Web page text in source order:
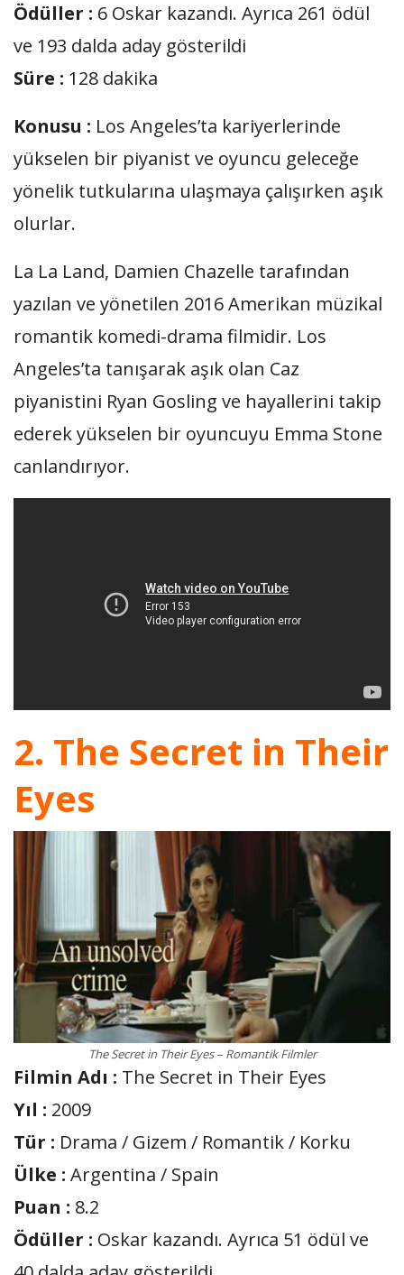
Ödüller : 6 Oskar kazandı. Ayrıca 261 ödül
ve 193 dalda aday gösterildi
Süre : 128 dakika
Konusu : Los Angeles’ta kariyerlerinde
yükselen bir piyanist ve oyuncu geleceğe
yönelik tutkularına ulaşmaya çalışırken aşık
olurlar.
La La Land, Damien Chazelle tarafından
yazılan ve yönetilen 2016 Amerikan müzikal
romantik komedi-drama filmidir. Los
Angeles’ta tanışarak aşık olan Caz
piyanistini Ryan Gosling ve hayallerini takip
ederek yükselen bir oyuncuyu Emma Stone
canlandırıyor.
2. The Secret in Their
Eyes
The Secret in Their Eyes – Romantik Filmler
Filmin Adı : The Secret in Their Eyes
Yıl : 2009
Tür : Drama / Gizem / Romantik / Korku
Ülke : Argentina / Spain
Puan : 8.2
Ödüller : Oskar kazandı. Ayrıca 51 ödül ve